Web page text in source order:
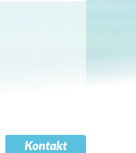
Kontakt